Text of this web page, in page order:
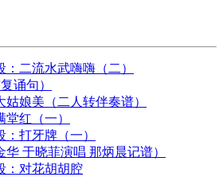
：二流水武嗨嗨（二）
诵句）
娘美（二人转伴奏谱）
红（一）
：打牙牌（一）
于晓菲演唱 那炳晨记谱）
：对花胡胡腔